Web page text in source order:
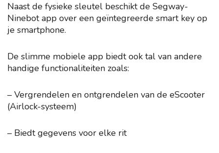
Naast de fysieke sleutel beschikt de Segway-
Ninebot app over een geïntegreerde smart key op
je smartphone.
De slimme mobiele app biedt ook tal van andere
handige functionaliteiten zoals:
– Vergrendelen en ontgrendelen van de eScooter
(Airlock-systeem)
– Biedt gegevens voor elke rit